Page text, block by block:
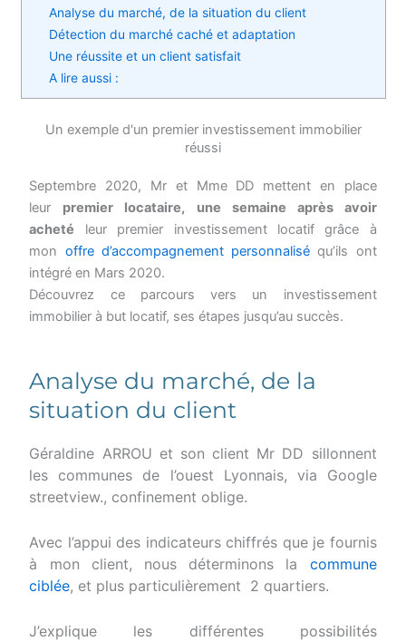
Analyse du marché, de la situation du client
Détection du marché caché et adaptation
Une réussite et un client satisfait
A lire aussi :
Un exemple d'un premier investissement immobilier
réussi
Septembre 2020, Mr et Mme DD mettent en place
leur premier locataire, une semaine après avoir
acheté leur premier investissement locatif grâce à
mon offre d’accompagnement personnaliséqu’ils ont
intégré en Mars 2020.
Découvrez ce parcours vers un investissement
immobilier à but locatif, ses étapes jusqu’au succès.
Analyse du marché, de la
situation du client
Géraldine ARROU et son client Mr DD sillonnent
les communes de l’ouest Lyonnais, via Google
streetview., confinement oblige.
Avec l’appui des indicateurs chiffrés que je fournis
à mon client, nous déterminons la commune
ciblée, et plus particulièrement 2 quartiers.
J’explique les différentes possibilités